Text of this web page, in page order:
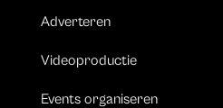
Adverteren
Videoproductie
Events organiseren